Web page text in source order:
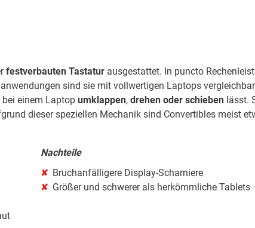
festverbauten Tastatur ausgestattet. In puncto
sind sie mit vollwertigen Laptops
einem Laptop umklappen, drehen oder schieben lässt.
dieser speziellen Mechanik sind Convertibles meist
Nachteile
Bruchanfälligere Display-Scharniere
Größer und schwerer als herkömmliche Tablets